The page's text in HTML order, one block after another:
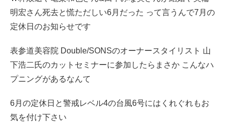
明宏さん死去と慌ただしい6月だった って言うんで7月の
定休日のお知らせです
表参道美容院 Double/SONSのオーナースタイリスト 山
下浩二氏のカットセミナーに参加したらまさか こんなハ
プニングがあるなんて
6月の定休日と警戒レベル4の台風6号にはくれぐれもお
気を付け下さい